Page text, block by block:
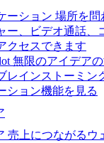
ーション 場所を問
ー、ビデオ通話、
クセスできます
無限のアイデア
レインストーミン
ション機能を見る
売上につながるウ